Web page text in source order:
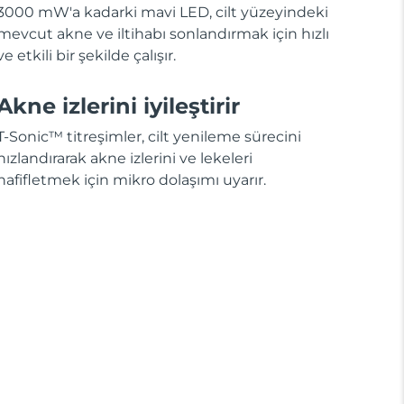
mW'a kadarki mavi LED, cilt yüzeyindeki
akne ve iltihabı sonlandırmak için hızlı
etkili bir şekilde çalışır.
izlerini iyileştirir
Sonic™ titreşimler, cilt yenileme sürecini
akne izlerini ve lekeleri
için mikro dolaşımı uyarır.